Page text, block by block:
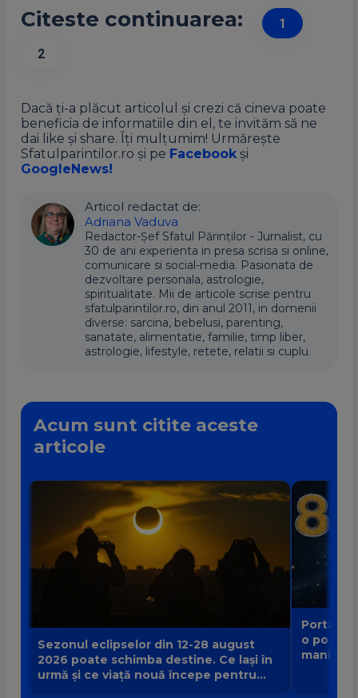
Citeste continuarea:
1
2
Dacă ți-a plăcut articolul și crezi că cineva poate
beneficia de informatiile din el, te invităm să ne
dai like și share. Îți mulțumim! Urmărește
Sfatulparintilor.ro și pe Facebook și
GoogleNews!
Articol redactat de:
Adriana Vaduva
Redactor-Șef Sfatul Părinților - Jurnalist, cu
30 de ani experienta in presa scrisa si online,
comunicare si social-media. Pasionata de
dezvoltare personala, astrologie,
spiritualitate. Mii de articole scrise pentru
sfatulparintilor.ro, din anul 2011, in domenii
diverse: sarcina, bebelusi, parenting,
sanatate, alimentatie, familie, timp liber,
astrologie, lifestyle, retete, relatii si cuplu.
Acum sunt citite aceste
articole
Sezonul eclipselor din 12-28 august
2026 poate schimba destine. Ce lași în
urmă și ce viață nouă începe pentru
Portalul
o poartă